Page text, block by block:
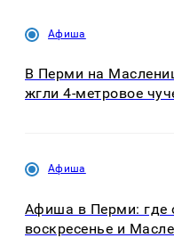
Афиша
В Перми на
жгли 4-метровое
Афиша
Афиша в Перми: где
воскресенье и